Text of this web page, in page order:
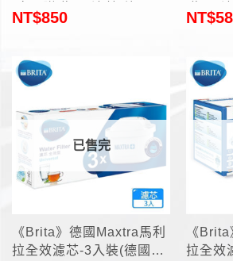
(白)+附贈3顆濾芯(德國原
裝進口)
NT$850
贈1顆
NT$
已售完
《Brita》德國Maxtra馬利
拉全效濾芯-3入裝(德國原
《
拉全效